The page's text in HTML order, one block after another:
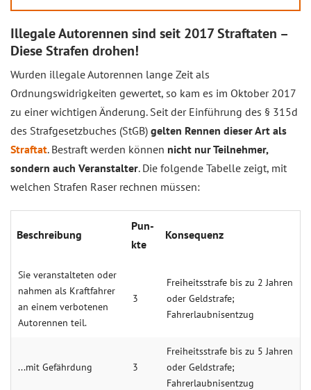
Illegale Autorennen sind seit 2017 Straftaten –
Diese Strafen drohen!
Wurden illegale Autorennen lange Zeit als
Ordnungswidrigkeiten gewertet, so kam es im Oktober 2017
zu einer wichtigen Änderung. Seit der Einführung des § 315d
des Strafgesetzbuches (StGB) gelten Rennen dieser Art als
Straftat. Bestraft werden können nicht nur Teilnehmer,
sondern auch Veranstalter. Die folgende Tabelle zeigt, mit
welchen Strafen Raser rechnen müssen:
Beschrei­bung
Pun­
kte
Konse­quenz
Sie veran­stalteten oder
nahmen als Kraft­fahrer
an einem verbo­tenen
Auto­rennen teil.
3
Freiheitsstrafe bis zu 2 Jahren
oder Geldstrafe;
Fahrerlaubnisentzug
...mit Gefähr­dung 3
Freiheitsstrafe bis zu 5 Jahren
oder Geldstrafe;
Fahrerlaubnisentzug